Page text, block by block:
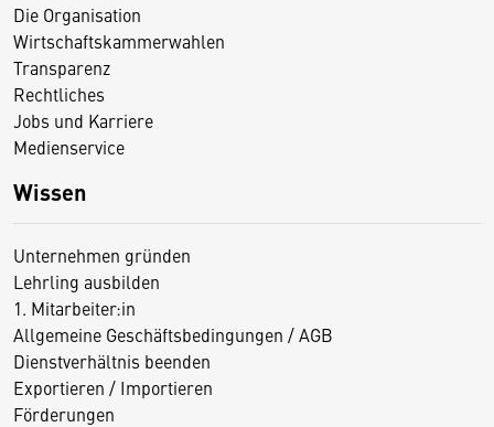
Die Organisation
Wirtschaftskammerwahlen
Transparenz
Rechtliches
Jobs und Karriere
Medienservice
Wissen
Unternehmen gründen
Lehrling ausbilden
1. Mitarbeiter:in
Allgemeine Geschäftsbedingungen / AGB
Dienstverhältnis beenden
Exportieren / Importieren
Förderungen